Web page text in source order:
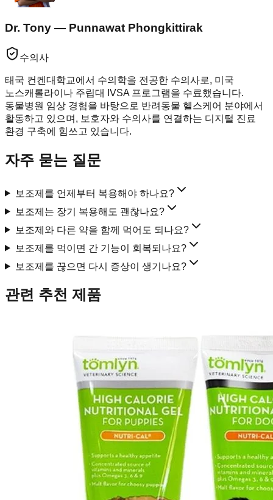
Dr. Tony — Punnawat Phongkittirak
수의사
태국 컨켄대학교에서 수의학을 전공한 수의사로, 미국
노스캐롤라이나 주립대 IVSA 프로그램을 수료했습니다.
동물병원 임상 경험을 바탕으로 반려동물 헬스케어 분야에서
활동하고 있으며, 보호자와 수의사를 연결하는 디지털 진료
환경 구축에 힘쓰고 있습니다.
자주 묻는 질문
보조제를 언제부터 복용해야 하나요?
보조제는 장기 복용해도 괜찮나요?
보조제와 다른 약을 함께 먹어도 되나요?
보조제를 먹이면 간 기능이 회복되나요?
보조제를 끊으면 다시 증상이 생기나요?
관련 추천 제품